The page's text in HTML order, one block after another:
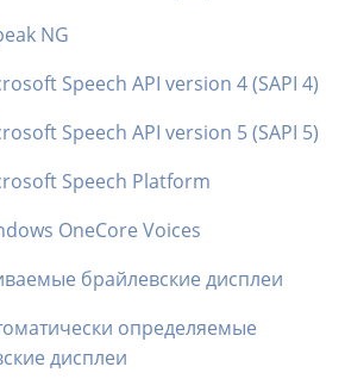
NG
Speech API version 4 (SAPI 4)
Speech API version 5 (SAPI 5)
Speech Platform
OneCore Voices
брайлевские дисплеи
определяемые
дисплеи